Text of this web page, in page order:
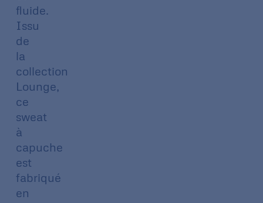
fluide.
Issu
de
la
collection
Lounge,
ce
sweat
à
capuche
est
fabriqué
en